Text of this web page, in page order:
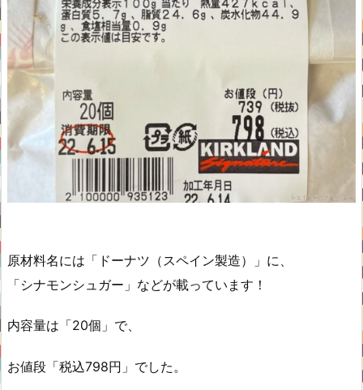
原材料名には「ドーナツ（スペイン製造）」に、
「シナモンシュガー」などが載っています！
内容量は「20個」で、
お値段「税込798円」でした。